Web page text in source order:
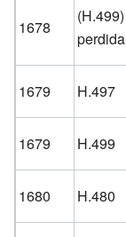
1678
(H.499)
perdida
1679 H.497
1679
H.499
1680
H.480